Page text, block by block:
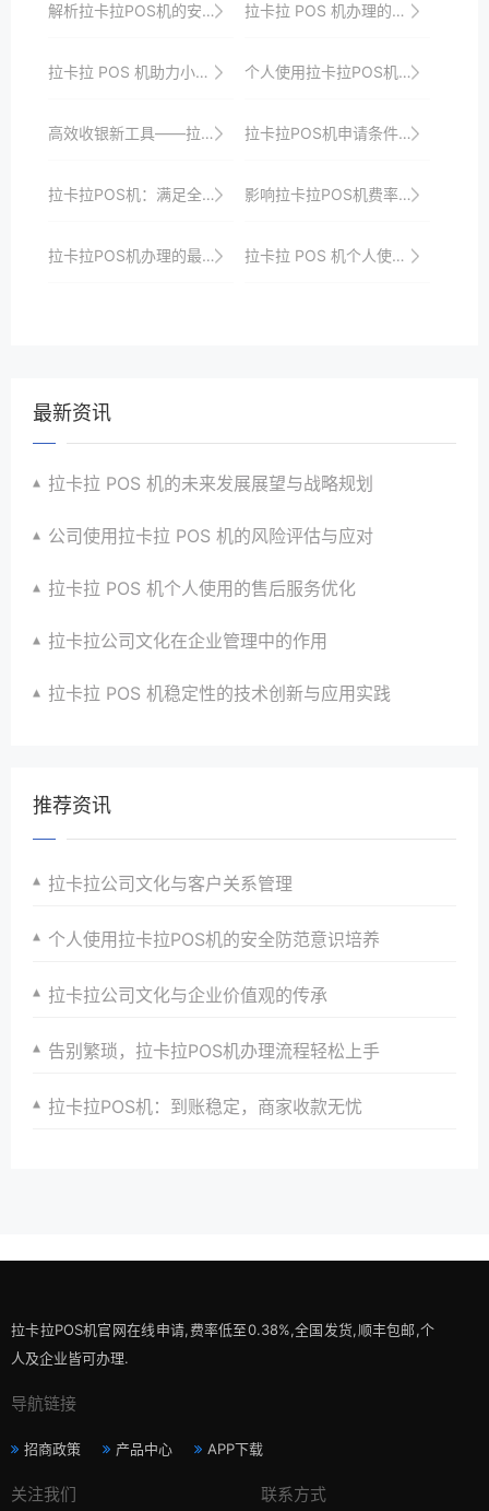
解析拉卡拉POS机的安全性能，让收款更放心 拉卡拉 POS 机办理的费用构成解析
拉卡拉 POS 机助力小微企业收款的优势 个人使用拉卡拉POS机的风险防控体系建设与实践
高效收银新工具——拉卡拉POS机办理体验分享 拉卡拉POS机申请条件解读
拉卡拉POS机：满足全球支付需求的新选择 影响拉卡拉POS机费率的因素分析
拉卡拉POS机办理的最佳时机与地点选择 拉卡拉 POS 机个人使用的售后服务
最新资讯
拉卡拉 POS 机的未来发展展望与战略规划
公司使用拉卡拉 POS 机的风险评估与应对
拉卡拉 POS 机个人使用的售后服务优化
拉卡拉公司文化在企业管理中的作用
拉卡拉 POS 机稳定性的技术创新与应用实践
推荐资讯
拉卡拉公司文化与客户关系管理
个人使用拉卡拉POS机的安全防范意识培养
拉卡拉公司文化与企业价值观的传承
告别繁琐，拉卡拉POS机办理流程轻松上手
拉卡拉POS机：到账稳定，商家收款无忧
拉卡拉POS机官网在线申请,费率低至0.38%,全国发货,顺丰包邮,个
人及企业皆可办理.
导航链接
招商政策 产品中心 APP下载
关注我们 联系方式